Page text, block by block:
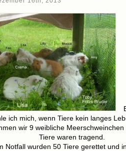
ich mich, wenn Tiere kein langes
wir 9 weibliche
Tiere waren tragend.
Notfall wurden 50 Tiere gerettet und